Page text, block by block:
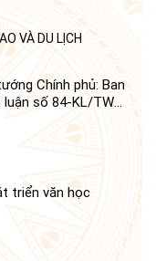
VÀ DU LỊCH
Chính phủ: Ban
luận số 84-KL/TW
trị tiếp tục thực
6 năm 2008
dựng và phát triển
triển văn học